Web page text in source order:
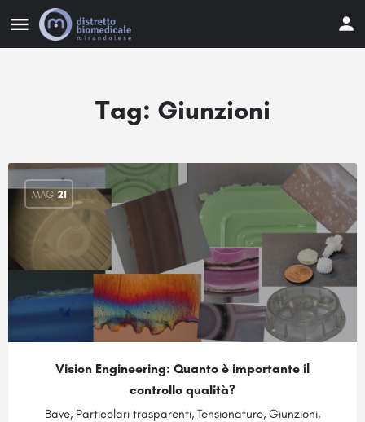
Tag: Giunzioni
MAG 21
Vision Engineering: Quanto è importante il
controllo qualità?
Bave, Particolari trasparenti, Tensionature, Giunzioni,